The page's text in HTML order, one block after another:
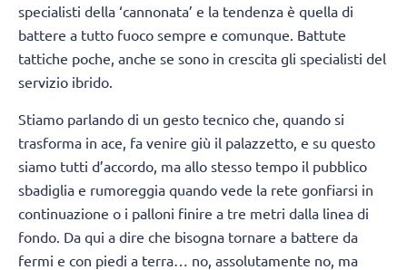
specialisti della ‘cannonata’ e la tendenza è quella di
battere a tutto fuoco sempre e comunque. Battute
tattiche poche, anche se sono in crescita gli specialisti del
servizio ibrido.
Stiamo parlando di un gesto tecnico che, quando si
trasforma in ace, fa venire giù il palazzetto, e su questo
siamo tutti d’accordo, ma allo stesso tempo il pubblico
sbadiglia e rumoreggia quando vede la rete gonfiarsi in
continuazione o i palloni finire a tre metri dalla linea di
fondo. Da qui a dire che bisogna tornare a battere da
fermi e con piedi a terra… no, assolutamente no, ma